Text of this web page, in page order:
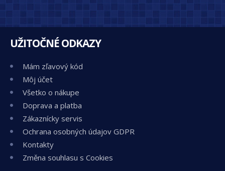
UŽITOČNÉ ODKAZY
Mám zľavový kód
Môj účet
Všetko o nákupe
Doprava a platba
Zákaznícky servis
Ochrana osobných údajov GDPR
Kontakty
Změna souhlasu s Cookies